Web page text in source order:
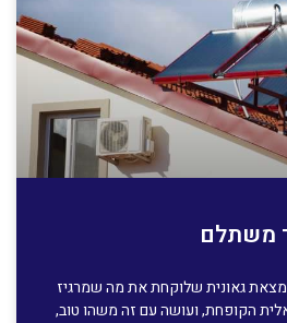
משתלם
גאונית שלוקחת את מה שמרגיז
הקופחת, ועושה עם זה משהו טוב,